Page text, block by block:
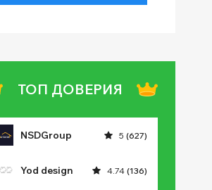
ТОП ДОВЕРИЯ
NSDGroup 5 (627)
Yod design 4.74 (136)